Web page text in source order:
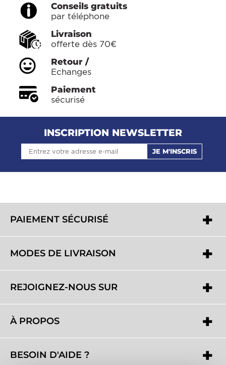
Conseils gratuits
par téléphone
Livraison
offerte dès 70€
Retour /
Echanges
Paiement
sécurisé
INSCRIPTION NEWSLETTER
JE M'INSCRIS
PAIEMENT SÉCURISÉ
MODES DE LIVRAISON
REJOIGNEZ-NOUS SUR
À PROPOS
BESOIN D'AIDE ?